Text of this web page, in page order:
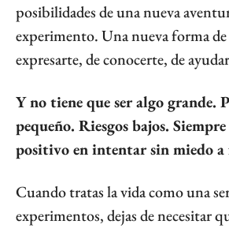
posibilidades de una nueva
experimento. Una nueva forma de
expresarte, de conocerte, de
Y no tiene que ser algo grande.
pequeño. Riesgos bajos.
positivo en intentar sin miedo a
Cuando tratas la vida como una
experimentos, dejas de necesitar